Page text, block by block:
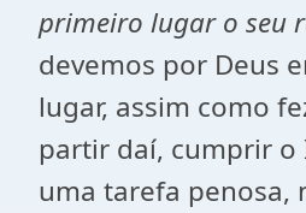
primeiro lugar o seu
devemos por Deus
lugar, assim como
partir daí, cumprir o
uma tarefa penosa,